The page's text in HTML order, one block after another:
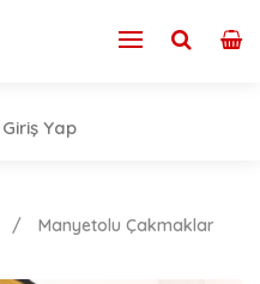
Giriş Yap
Manyetolu Çakmaklar